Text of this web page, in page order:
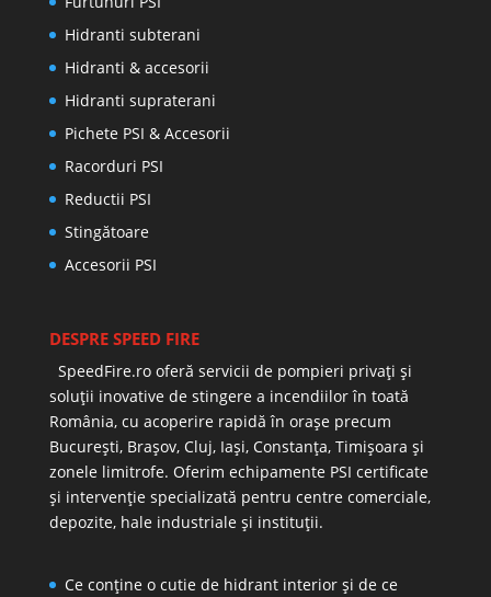
Hidranti subterani
Hidranti & accesorii
Hidranti supraterani
Pichete PSI & Accesorii
Racorduri PSI
Reductii PSI
Stingătoare
Accesorii PSI
DESPRE SPEED FIRE
SpeedFire.ro oferă servicii de pompieri privați și
soluții inovative de stingere a incendiilor în toată
România, cu acoperire rapidă în orașe precum
București, Brașov, Cluj, Iași, Constanța, Timișoara și
zonele limitrofe. Oferim echipamente PSI certificate
și intervenție specializată pentru centre comerciale,
depozite, hale industriale și instituții.
Ce conține o cutie de hidrant interior și de ce